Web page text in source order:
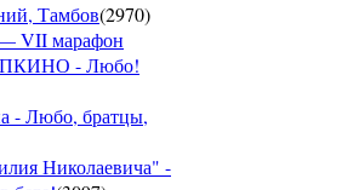
Тамбов(2970)
VII марафон
- Любо!
- Любо, братцы,
Николаевича" -